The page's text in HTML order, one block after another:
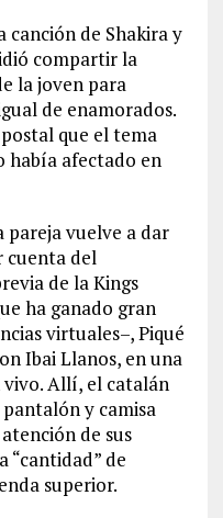
canción de Shakira y
compartir la
la joven para
de enamorados.
que el tema
había afectado en
pareja vuelve a dar
cuenta del
de la Kings
ha ganado gran
virtuales–, Piqué
Ibai Llanos, en una
Allí, el catalán
y camisa
de sus
“cantidad” de
superior.